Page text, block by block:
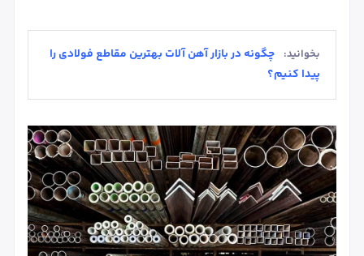
بخوانید:
چگونه در بازار آهن آلات بهترین مقاطع فولادی را
پیدا کنیم؟